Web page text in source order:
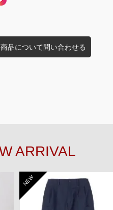
品について問い合わせる
ARRIVAL
NEW